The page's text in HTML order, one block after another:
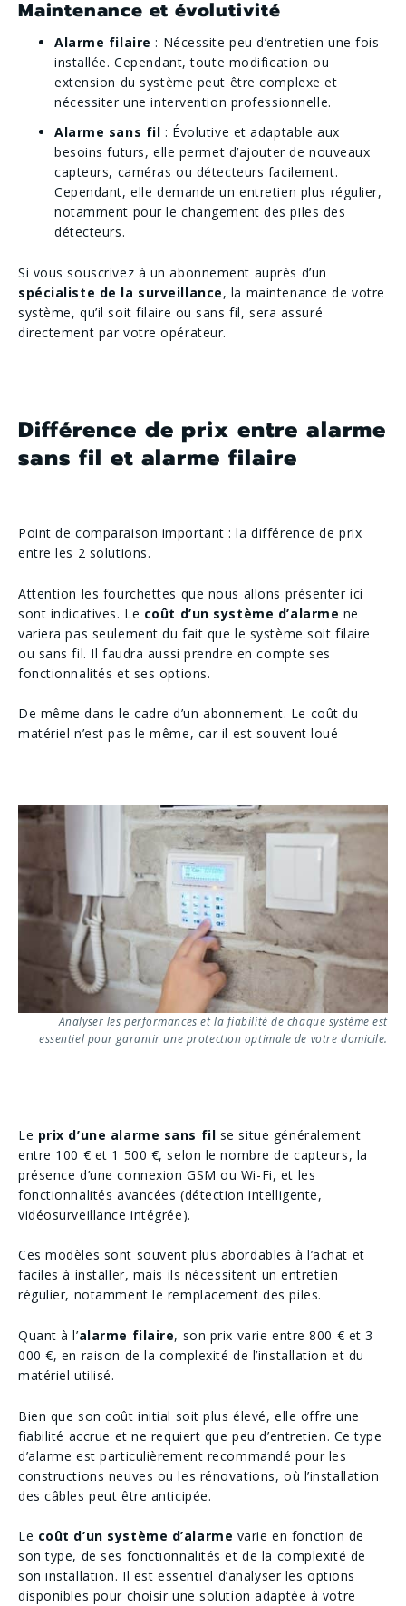
Maintenance et évolutivité
Alarme filaire : Nécessite peu d’entretien une fois
installée. Cependant, toute modification ou
extension du système peut être complexe et
nécessiter une intervention professionnelle.
Alarme sans fil : Évolutive et adaptable aux
besoins futurs, elle permet d’ajouter de nouveaux
capteurs, caméras ou détecteurs facilement.
Cependant, elle demande un entretien plus régulier,
notamment pour le changement des piles des
détecteurs.
Si vous souscrivez à un abonnement auprès d’un
spécialiste de la surveillance, la maintenance de votre
système, qu’il soit filaire ou sans fil, sera assuré
directement par votre opérateur.
Différence de prix entre alarme
sans fil et alarme filaire
Point de comparaison important : la différence de prix
entre les 2 solutions.
Attention les fourchettes que nous allons présenter ici
sont indicatives. Le coût d’un système d’alarme ne
variera pas seulement du fait que le système soit filaire
ou sans fil. Il faudra aussi prendre en compte ses
fonctionnalités et ses options.
De même dans le cadre d’un abonnement. Le coût du
matériel n’est pas le même, car il est souvent loué
Analyser les performances et la fiabilité de chaque système est
essentiel pour garantir une protection optimale de votre domicile.
Le prix d’une alarme sans fil se situe généralement
entre 100 € et 1 500 €, selon le nombre de capteurs, la
présence d’une connexion GSM ou Wi-Fi, et les
fonctionnalités avancées (détection intelligente,
vidéosurveillance intégrée).
Ces modèles sont souvent plus abordables à l’achat et
faciles à installer, mais ils nécessitent un entretien
régulier, notamment le remplacement des piles.
Quant à l’alarme filaire, son prix varie entre 800 € et 3
000 €, en raison de la complexité de l’installation et du
matériel utilisé.
Bien que son coût initial soit plus élevé, elle offre une
fiabilité accrue et ne requiert que peu d’entretien. Ce type
d’alarme est particulièrement recommandé pour les
constructions neuves ou les rénovations, où l’installation
des câbles peut être anticipée.
Le coût d’un système d’alarme varie en fonction de
son type, de ses fonctionnalités et de la complexité de
son installation. Il est essentiel d’analyser les options
disponibles pour choisir une solution adaptée à votre